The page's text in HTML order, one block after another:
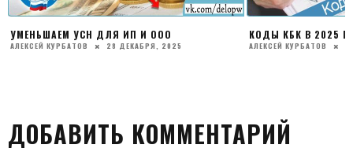
УМЕНЬШАЕМ УСН ДЛЯ ИП И ООО
АЛЕКСЕЙ КУРБАТОВ 28 ДЕКАБРЯ, 2025
КОДЫ КБК В 2025
АЛЕКСЕЙ КУРБАТОВ
ДОБАВИТЬ КОММЕНТАРИЙ